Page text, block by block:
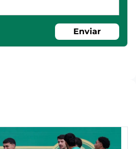
Enviar